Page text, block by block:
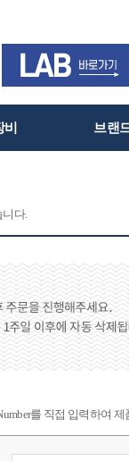
브랜
니다.
를 직접 입력하여